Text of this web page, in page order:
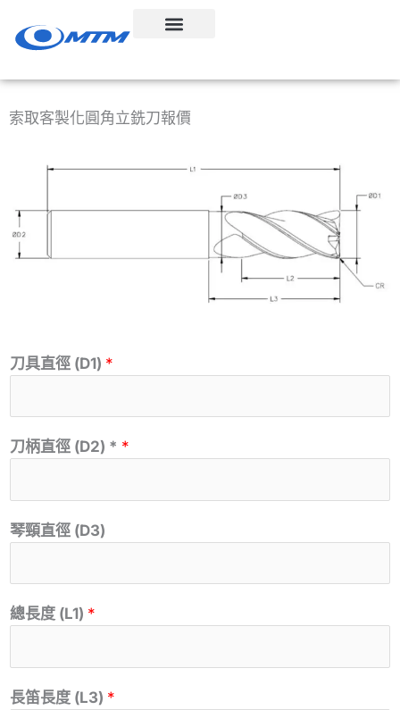
容
索取客製化圓角立銑刀報價
刀具直徑 (D1) *
刀柄直徑 (D2) * *
琴頸直徑 (D3)
總長度 (L1) *
長笛長度 (L3) *